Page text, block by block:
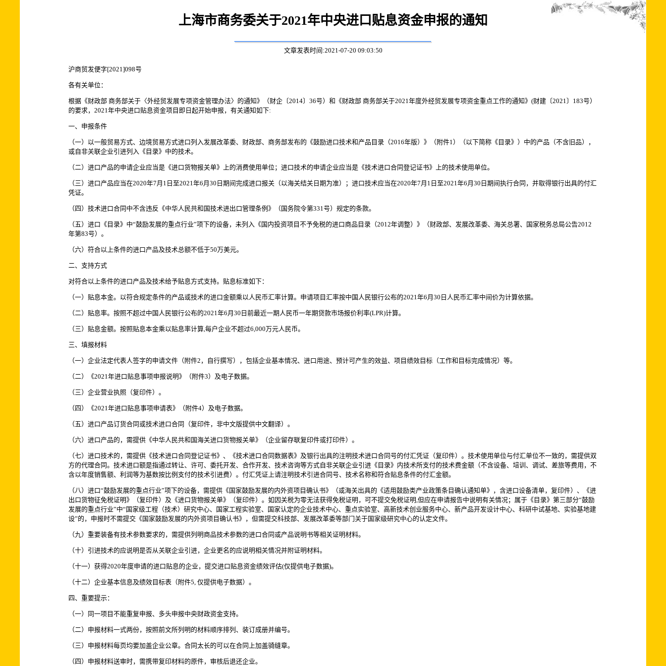
上海市商务委关于2021年中央进口贴息资金申报的通知
文章发表时间:2021-07-20 09:03:50
沪商贸发便字[2021]098号
各有关单位：
根据《财政部 商务部关于〈外经贸发展专项资金管理办法〉的通知》（财企〔2014〕36号）和《财政部 商务部关于2021年度外经贸发展专项资金重点工作的通知》(财建〔2021〕183号）
的要求，2021年中央进口贴息资金项目即日起开始申报，有关通知如下:
一、申报条件
（一）以一般贸易方式、边境贸易方式进口列入发展改革委、财政部、商务部发布的《鼓励进口技术和产品目录（2016年版）》（附件1）（以下简称《目录》）中的产品（不含旧品），
或自非关联企业引进列入《目录》中的技术。
（二）进口产品的申请企业应当是《进口货物报关单》上的消费使用单位；进口技术的申请企业应当是《技术进口合同登记证书》上的技术使用单位。
（三）进口产品应当在2020年7月1日至2021年6月30日期间完成进口报关（以海关结关日期为准）；进口技术应当在2020年7月1日至2021年6月30日期间执行合同，并取得银行出具的付汇
凭证。
（四）技术进口合同中不含违反《中华人民共和国技术进出口管理条例》（国务院令第331号）规定的条款。
（五）进口《目录》中“鼓励发展的重点行业”项下的设备，未列入《国内投资项目不予免税的进口商品目录（2012年调整）》（财政部、发展改革委、海关总署、国家税务总局公告2012
年第83号）。
（六）符合以上条件的进口产品及技术总额不低于50万美元。
二、支持方式
对符合以上条件的进口产品及技术给予贴息方式支持。贴息标准如下：
（一）贴息本金。以符合规定条件的产品或技术的进口金额乘以人民币汇率计算。申请项目汇率按中国人民银行公布的2021年6月30日人民币汇率中间价为计算依据。
（二）贴息率。按照不超过中国人民银行公布的2021年6月30日前最近一期人民币一年期贷款市场报价利率(LPR)计算。
（三）贴息金额。按照贴息本金乘以贴息率计算,每户企业不超过6,000万元人民币。
三、填报材料
（一）企业法定代表人签字的申请文件（附件2，自行撰写），包括企业基本情况、进口用途、预计可产生的效益、项目绩效目标（工作和目标完成情况）等。
（二）《2021年进口贴息事项申报说明》（附件3）及电子数据。
（三）企业营业执照（复印件）。
（四）《2021年进口贴息事项申请表》（附件4）及电子数据。
（五）进口产品订货合同或技术进口合同（复印件，非中文版提供中文翻译）。
（六）进口产品的，需提供《中华人民共和国海关进口货物报关单》（企业留存联复印件或打印件）。
（七）进口技术的，需提供《技术进口合同登记证书》、《技术进口合同数据表》及银行出具的注明技术进口合同号的付汇凭证（复印件）。技术使用单位与付汇单位不一致的，需提供双
方的代理合同。技术进口额是指通过转让、许可、委托开发、合作开发、技术咨询等方式自非关联企业引进《目录》内技术所支付的技术费金额（不含设备、培训、调试、差旅等费用，不
含以年度销售额、利润等为基数按比例支付的技术引进费）。付汇凭证上请注明技术引进合同号、技术名称和符合贴息条件的付汇金额。
（八）进口“鼓励发展的重点行业”项下的设备，需提供《国家鼓励发展的内外资项目确认书》（或海关出具的《适用鼓励类产业政策条目确认通知单》，含进口设备清单，复印件）、《进
出口货物征免税证明》（复印件）及《进口货物报关单》（复印件）。如因关税为零无法获得免税证明，可不提交免税证明,但应在申请报告中说明有关情况；属于《目录》第三部分“鼓励
发展的重点行业”中“国家级工程（技术）研究中心、国家工程实验室、国家认定的企业技术中心、重点实验室、高新技术创业服务中心、新产品开发设计中心、科研中试基地、实验基地建
设”的，申报时不需提交《国家鼓励发展的内外资项目确认书》，但需提交科技部、发展改革委等部门关于国家级研究中心的认定文件。
（九）重要装备有技术参数要求的，需提供列明商品技术参数的进口合同或产品说明书等相关证明材料。
（十）引进技术的应说明是否从关联企业引进，企业更名的应说明相关情况并附证明材料。
（十一）获得2020年度申请的进口贴息的企业，提交进口贴息资金绩效评估(仅提供电子数据)。
（十二）企业基本信息及绩效目标表（附件5, 仅提供电子数据）。
四、重要提示：
（一）同一项目不能重复申报、多头申报中央财政资金支持。
（二）申报材料一式两份，按照前文所列明的材料顺序排列、装订成册并编号。
（三）申报材料每页均要加盖企业公章。合同太长的可以在合同上加盖骑缝章。
（四）申报材料送审时，需携带复印材料的原件，审核后退还企业。